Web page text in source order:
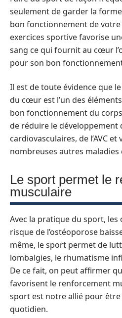
seulement de garder la
bon fonctionnement de
exercices sportive favorise
sang ce qui fournit au cœur
pour son bon
Il est de toute évidence que
du cœur est l’un des
bon fonctionnement du
de réduire le développement
cardiovasculaires, de l’AVC
nombreuses autres
Le sport permet le
musculaire
Avec la pratique du sport, les
risque de l’ostéoporose
même, le sport permet de
lombalgies, le rhumatisme
De ce fait, on peut affirmer
favorisent le renforcement
sport est notre allié pour
quotidien.